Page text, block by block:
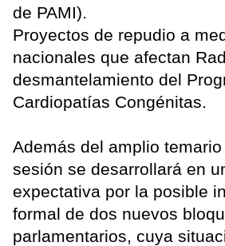
de PAMI).
Proyectos de repudio a
nacionales que afectan
desmantelamiento del
Cardiopatías Congénitas.
Además del amplio
sesión se desarrollará en
expectativa por la posible
formal de dos nuevos
parlamentarios, cuya